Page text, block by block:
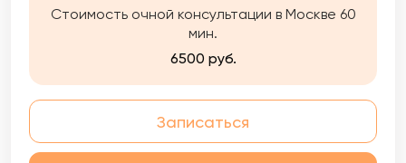
счастливее.
Стоимость очной консультации в Москве 60
мин.
6500 руб.
Записаться